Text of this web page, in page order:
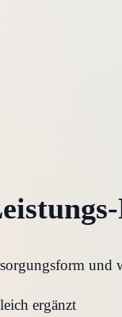
ergänzt